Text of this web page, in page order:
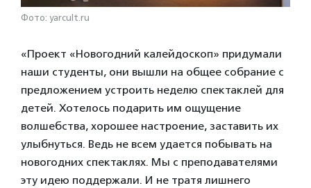
Фото: yarcult.ru
«Проект «Новогодний калейдоскоп» придумали
наши студенты, они вышли на общее собрание с
предложением устроить неделю спектаклей для
детей. Хотелось подарить им ощущение
волшебства, хорошее настроение, заставить их
улыбнуться. Ведь не всем удается побывать на
новогодних спектаклях. Мы с преподавателями
эту идею поддержали. И не тратя лишнего